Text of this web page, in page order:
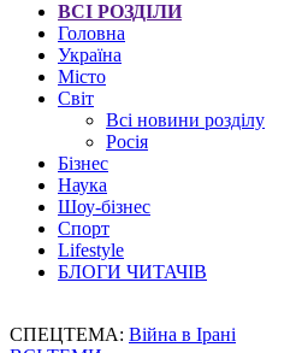
ВСІ РОЗДІЛИ
Головна
Україна
Місто
Світ
Всі новини розділу
Росія
Бізнес
Наука
Шоу-бізнес
Спорт
Lifestyle
БЛОГИ ЧИТАЧІВ
СПЕЦТЕМА: Війна в Ірані